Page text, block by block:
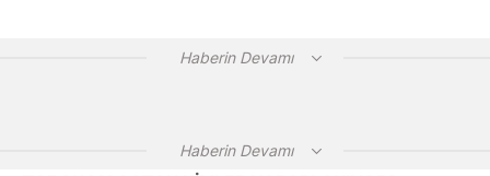
Haberin Devamı
Haberin Devamı